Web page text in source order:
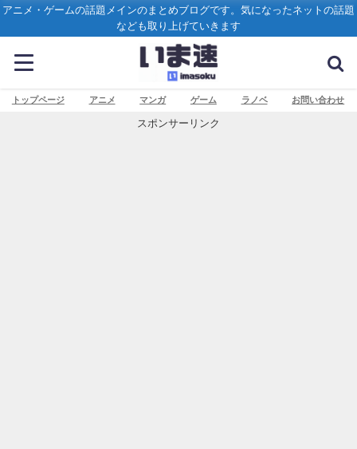
アニメ・ゲームの話題メインのまとめブログです。気になったネットの話題
なども取り上げていきます
トップページ アニメ マンガ ゲーム ラノベ お問い合わせ
スポンサーリンク